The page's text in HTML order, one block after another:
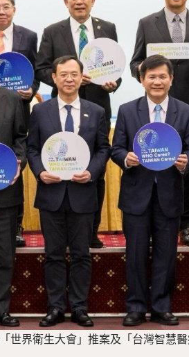
世界衛生大會」推案及「台灣智慧